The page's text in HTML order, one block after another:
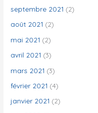
septembre 2021 (2)
août 2021 (2)
mai 2021 (2)
avril 2021 (3)
mars 2021 (3)
février 2021 (4)
janvier 2021 (2)